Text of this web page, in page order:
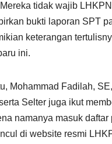
tidak wajib
bukti laporan SPT
keterangan
ini.
Mohammad Fadilah,
Selter juga ikut
namanya masuk daftar
di website resmi